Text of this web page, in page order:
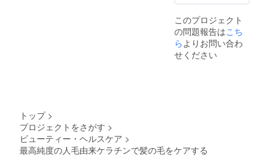
このプロジェクト
の問題報告はこち
ら よりお問い合わ
せください
トップ >
プロジェクトをさがす >
ビューティー・ヘルスケア >
最高純度の人毛由来ケラチンで髪の毛をケアする